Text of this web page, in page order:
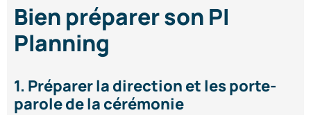
Bien préparer son PI
Planning
1. Préparer la direction et les porte-
parole de la cérémonie